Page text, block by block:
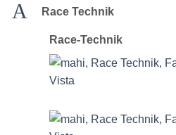
A Race Technik
Race-Technik